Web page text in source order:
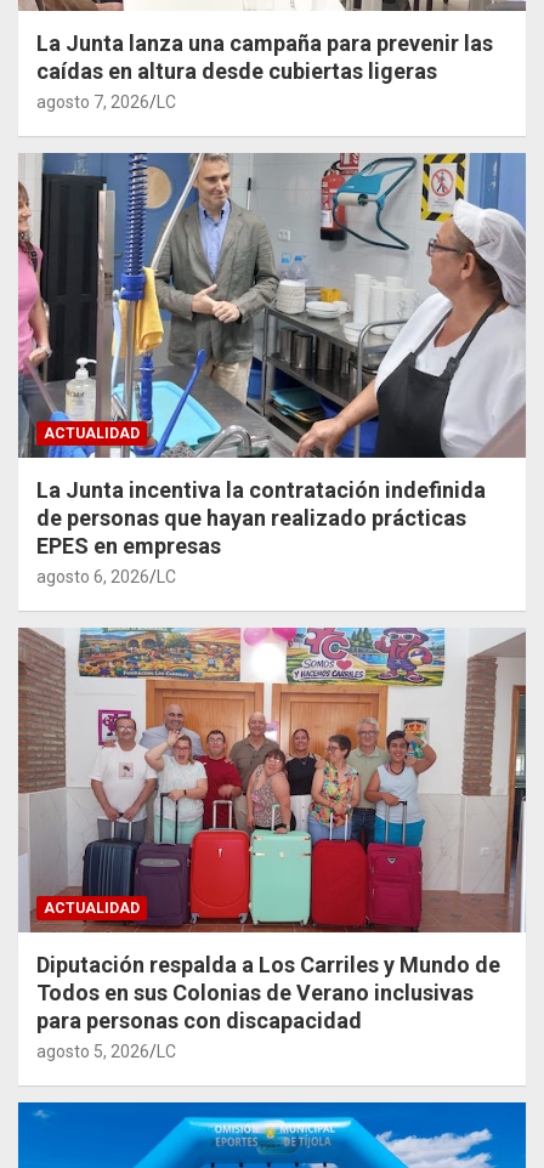
La Junta lanza una campaña para prevenir las
caídas en altura desde cubiertas ligeras
agosto 7, 2026 LC
ACTUALIDAD
La Junta incentiva la contratación indefinida
de personas que hayan realizado prácticas
EPES en empresas
agosto 6, 2026 LC
ACTUALIDAD
Diputación respalda a Los Carriles y Mundo de
Todos en sus Colonias de Verano inclusivas
para personas con discapacidad
agosto 5, 2026 LC